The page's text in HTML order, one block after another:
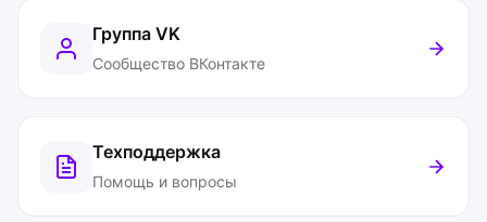
Группа VK
Сообщество ВКонтакте
Техподдержка
Помощь и вопросы